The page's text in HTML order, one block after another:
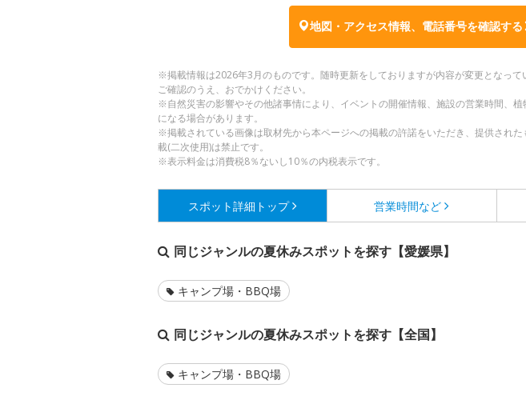
地図・アクセス情報、電話番号を確認する
※掲載情報は2026年3月のものです。随時更新をしておりますが内容が変更となって
ご確認のうえ、おでかけください。
※自然災害の影響やその他諸事情により、イベントの開催情報、施設の営業時間、
になる場合があります。
※掲載されている画像は取材先から本ページへの掲載の許諾をいただき、提供され
載(二次使用)は禁止です。
※表示料金は消費税8％ないし10％の内税表示です。
スポット詳細 トップ 営業時間など
同じジャンルの夏休みスポットを探す【愛媛県】
キャンプ場・BBQ場
同じジャンルの夏休みスポットを探す【全国】
キャンプ場・BBQ場